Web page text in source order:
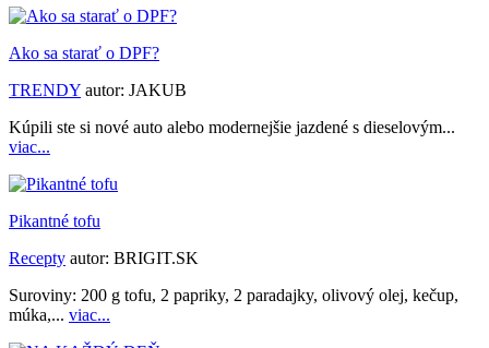
Ako sa starať o DPF?
TRENDY autor: JAKUB
Kúpili ste si nové auto alebo modernejšie jazdené s dieselovým...
viac...
Pikantné tofu
Recepty autor: BRIGIT.SK
Suroviny: 200 g tofu, 2 papriky, 2 paradajky, olivový olej, kečup,
múka,... viac...